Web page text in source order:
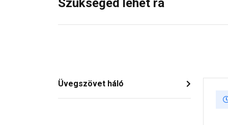
Szükséged lehet rá
Üvegszövet háló